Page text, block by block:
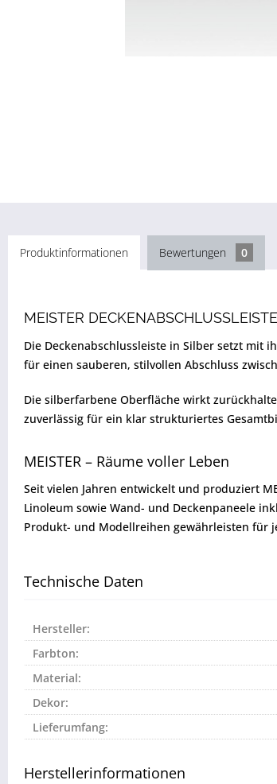
Produktinformationen Bewertungen 0
MEISTER
Die Deckenabschlussleiste in Silber setzt mit
für einen sauberen, stilvollen Abschluss
Die silberfarbene Oberfläche wirkt
zuverlässig für ein klar strukturiertes
MEISTER – Räume voller Leben
Seit vielen Jahren entwickelt und produziert
Linoleum sowie Wand- und Deckenpaneele
Produkt- und Modellreihen gewährleisten für
Technische Daten
Hersteller:
Farbton:
Material:
Dekor:
Lieferumfang:
Herstellerinformationen